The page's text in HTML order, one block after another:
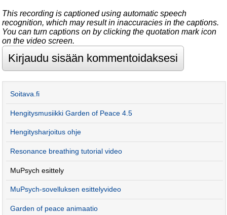
This recording is captioned using automatic speech
recognition, which may result in inaccuracies in the captions.
You can turn captions on by clicking the quotation mark icon
on the video screen.
Soitava.fi
Hengitysmusiikki Garden of Peace 4.5
Hengitysharjoitus ohje
Resonance breathing tutorial video
MuPsych esittely
MuPsych-sovelluksen esittelyvideo
Garden of peace animaatio